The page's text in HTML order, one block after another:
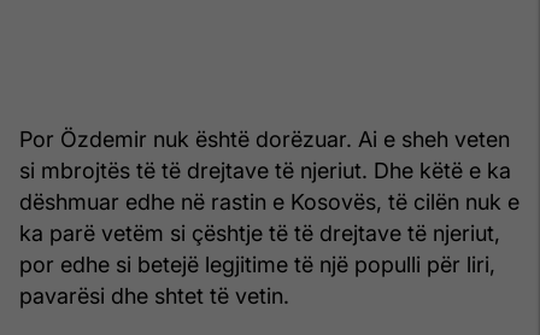
Por Özdemir nuk është dorëzuar. Ai e sheh veten
si mbrojtës të të drejtave të njeriut. Dhe këtë e ka
dëshmuar edhe në rastin e Kosovës, të cilën nuk e
ka parë vetëm si çështje të të drejtave të njeriut,
por edhe si betejë legjitime të një populli për liri,
pavarësi dhe shtet të vetin.